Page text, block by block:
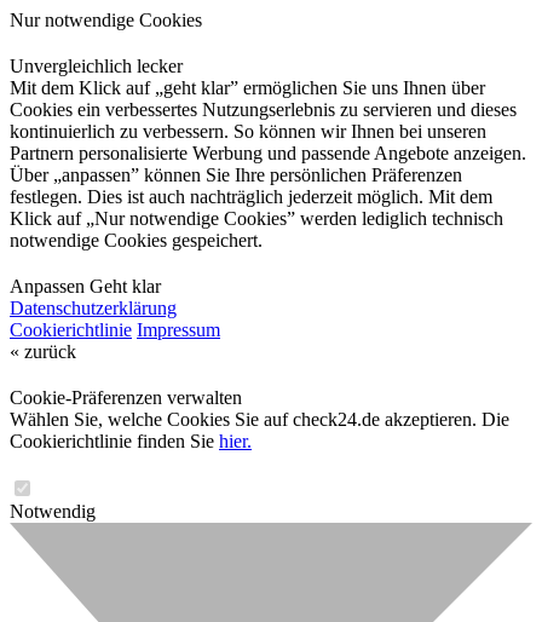
Nur notwendige Cookies
Unvergleichlich lecker
Mit dem Klick auf „geht klar” ermöglichen Sie uns Ihnen über
Cookies ein verbessertes Nutzungserlebnis zu servieren und dieses
kontinuierlich zu verbessern. So können wir Ihnen bei unseren
Partnern personalisierte Werbung und passende Angebote anzeigen.
Über „anpassen” können Sie Ihre persönlichen Präferenzen
festlegen. Dies ist auch nachträglich jederzeit möglich. Mit dem
Klick auf „Nur notwendige Cookies” werden lediglich technisch
notwendige Cookies gespeichert.
Anpassen Geht klar
Datenschutzerklärung
Cookierichtlinie Impressum
« zurück
Cookie-Präferenzen verwalten
Wählen Sie, welche Cookies Sie auf check24.de akzeptieren. Die
Cookierichtlinie finden Sie hier.
Notwendig